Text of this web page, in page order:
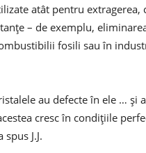
atât pentru extragerea,
– de exemplu,
fosili sau în
au defecte în ele … și
cresc în condițiile
J.J.